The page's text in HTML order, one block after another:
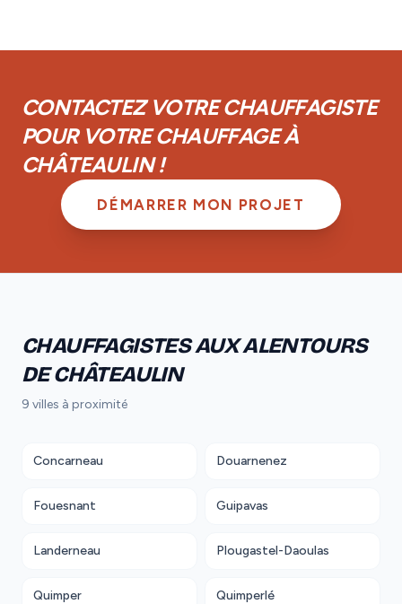
CONTACTEZ VOTRE CHAUFFAGISTE
POUR VOTRE CHAUFFAGE À
CHÂTEAULIN !
DÉMARRER MON PROJET
CHAUFFAGISTES AUX ALENTOURS
DE CHÂTEAULIN
9 villes à proximité
Concarneau Douarnenez
Fouesnant Guipavas
Landerneau Plougastel-Daoulas
Quimper Quimperlé